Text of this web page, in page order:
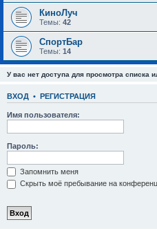
КиноЛуч
Темы: 42
СпортБар
Темы: 14
У вас нет доступа для просмотра списка
ВХОД • РЕГИСТРАЦИЯ
Имя пользователя:
Пароль:
Запомнить меня
Скрыть моё пребывание на